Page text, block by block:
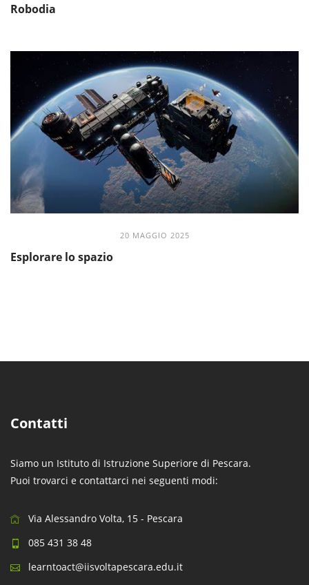
Robodia
20 MAGGIO 2025
Esplorare lo spazio
Contatti
Siamo un Istituto di Istruzione Superiore di Pescara.
Puoi trovarci e contattarci nei seguenti modi:
Via Alessandro Volta, 15 - Pescara
085 431 38 48
learntoact@iisvoltapescara.edu.it